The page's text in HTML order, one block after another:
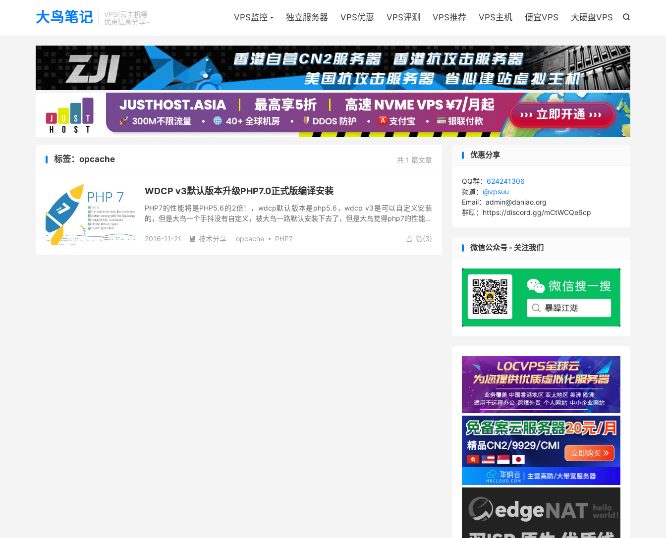
大鸟笔记
VPS/云主机等
优惠信息分享~

VPS监控 独立服务器 VPS优惠 VPS评测 VPS推荐 VPS主机 便宜VPS 大硬盘VPS
共 1 篇文章
标签：opcache
WDCP v3默认版本升级PHP7.0正式版编译安装
PHP7的性能将是PHP5.6的2倍！，wdcp默认版本是php5.6，wdcp v3是可以自定义安装
的，但是大鸟一个手抖没有自定义，被大鸟一路默认安装下去了，但是大鸟觉得php7的性能很
 赞(3)
2016-11-21  技术分享 opcache PHP7
优惠分享
QQ群： 624241306
频道： @vpsuu
Email：admin@daniao.org
群聊：https://discord.gg/mCtWCQe6cp
微信公众号 - 关注我们